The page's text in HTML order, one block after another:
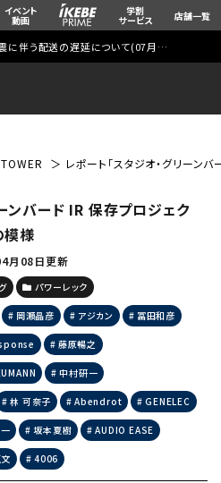
イベント
動画
学割
サービス 店舗一覧
に伴う配送の遅延について(07月29日
レポート「スタジオ・グリー
ンバード IR 保存プロジェク
様
月08日更新
パワーレック
岡瀬晶彦 アジカン 冨田和彦
藤原暢之
中村研一
林 可奈子 Abendrot GENELEC
坂本夏樹 AUDIO EASE
4006